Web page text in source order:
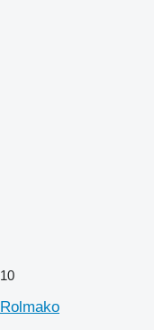
10
Rolmako